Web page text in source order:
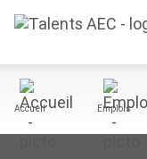
Accueil Emplois